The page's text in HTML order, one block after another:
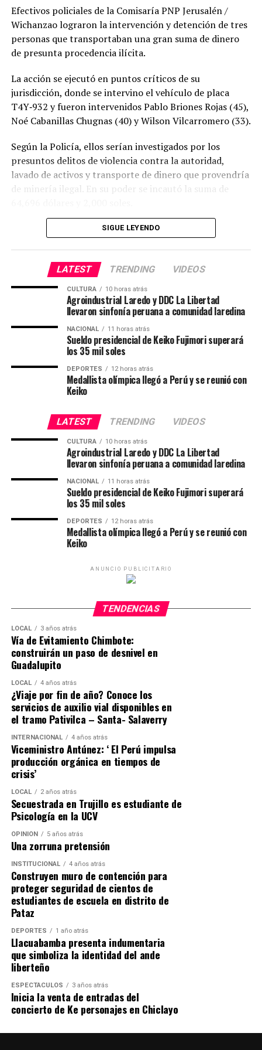
Efectivos policiales de la Comisaría PNP Jerusalén /
Wichanzao lograron la intervención y detención de tres
personas que transportaban una gran suma de dinero
de presunta procedencia ilícita.
La acción se ejecutó en puntos críticos de su
jurisdicción, donde se intervino el vehículo de placa
T4Y‑932 y fueron intervenidos Pablo Briones Rojas (45),
Noé Cabanillas Chugnas (40) y Wilson Vilcarromero (33).
Según la Policía, ellos serían investigados por los
presuntos delitos de violencia contra la autoridad,
lavado de activos y transporte de dinero que provendría
de minería ilegal. En su poder se incautó la suma de
SIGUE LEYENDO
LATEST TRENDING VIDEOS
CULTURA 10 horas atrás
Agroindustrial Laredo y DDC La Libertad
llevaron sinfonía peruana a comunidad laredina
NACIONAL 11 horas atrás
Sueldo presidencial de Keiko Fujimori superará
los 35 mil soles
DEPORTES 12 horas atrás
Medallista olímpica llegó a Perú y se reunió con
Keiko
LATEST TRENDING VIDEOS
CULTURA 10 horas atrás
Agroindustrial Laredo y DDC La Libertad
llevaron sinfonía peruana a comunidad laredina
NACIONAL 11 horas atrás
Sueldo presidencial de Keiko Fujimori superará
los 35 mil soles
DEPORTES 12 horas atrás
Medallista olímpica llegó a Perú y se reunió con
Keiko
ANUNCIO PUBLICITARIO
TENDENCIAS
LOCAL 3 años atrás
Vía de Evitamiento Chimbote:
construirán un paso de desnivel en
Guadalupito
LOCAL 4 años atrás
¿Viaje por fin de año? Conoce los
servicios de auxilio vial disponibles en
el tramo Pativilca – Santa- Salaverry
INTERNACIONAL 4 años atrás
Viceministro Antúnez: ‘ El Perú impulsa
producción orgánica en tiempos de
crisis’
LOCAL 2 años atrás
Secuestrada en Trujillo es estudiante de
Psicología en la UCV
OPINIÓN 5 años atrás
Una zorruna pretensión
INSTITUCIONAL 4 años atrás
Construyen muro de contención para
proteger seguridad de cientos de
estudiantes de escuela en distrito de
Pataz
DEPORTES 1 año atrás
Llacuabamba presenta indumentaria
que simboliza la identidad del ande
liberteño
ESPECTÁCULOS 3 años atrás
Inicia la venta de entradas del
concierto de Ke personajes en Chiclayo